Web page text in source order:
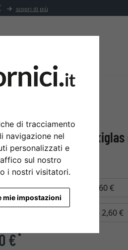
di tracciamento
navigazione nel
personalizzati e
sul nostro
i nostri visitatori.
mie impostazioni
scopri di più
da tavolo in
cm | trasparente
€*